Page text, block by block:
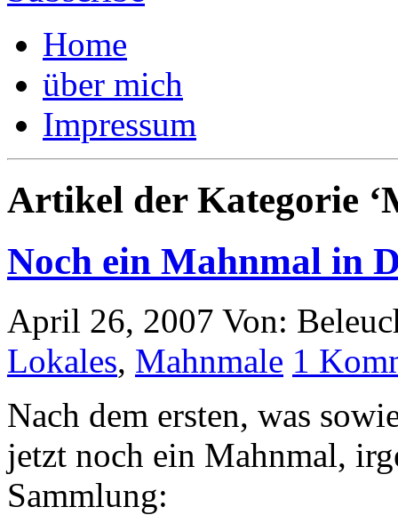
Home
über mich
Impressum
Artikel der Kategorie
Noch ein Mahnmal in
April 26, 2007 Von:
Lokales, Mahnmale 1
Nach dem ersten, was
jetzt noch ein Mahnmal,
Sammlung: